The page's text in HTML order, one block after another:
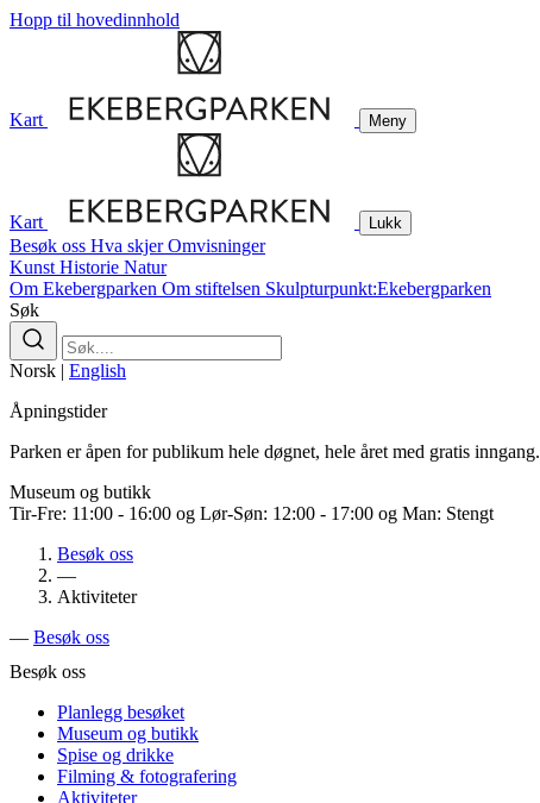
Hopp til hovedinnhold
Kart Meny
Kart Lukk
Besøk oss Hva skjerOmvisninger
Kunst Historie Natur
Om Ekebergparken Om stiftelsen Skulpturpunkt:Ekebergparken
Søk
Norsk | English
Åpningstider
Parken er åpen for publikum hele døgnet, hele året med gratis inngang.
Museum og butikk
Tir-Fre: 11:00 - 16:00 og Lør-Søn: 12:00 - 17:00 og Man: Stengt
Besøk oss
—
Aktiviteter
— Besøk oss
Besøk oss
Planlegg besøket
Museum og butikk
Spise og drikke
Filming & fotografering
Aktiviteter